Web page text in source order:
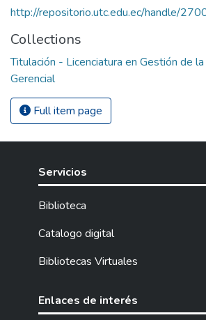
http://repositorio.utc.edu.ec/handle/
Collections
Titulación - Licenciatura en Gestión de
Gerencial
Full item page
Servicios
Biblioteca
Catalogo digital
Bibliotecas Virtuales
Enlaces de interés